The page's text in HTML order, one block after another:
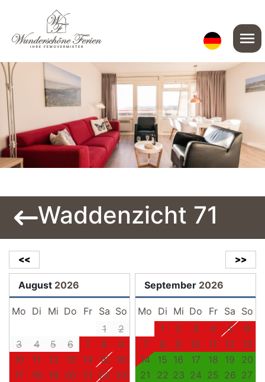
menu
Waddenzicht 71
>>
<<
August 2026
Mo Di Mi Do Fr Sa So
1
2
3
4 5 6 7 8
9
10
11 12 13 14 15
16
17
18 19 20 21 22 23
September 2026
Mo Di Mi Do Fr Sa So
1
2 3 4 5
6
7
8 9 10 11 12
13
14
15 16 17 18 19
20
21
22 23 24 25 26 27